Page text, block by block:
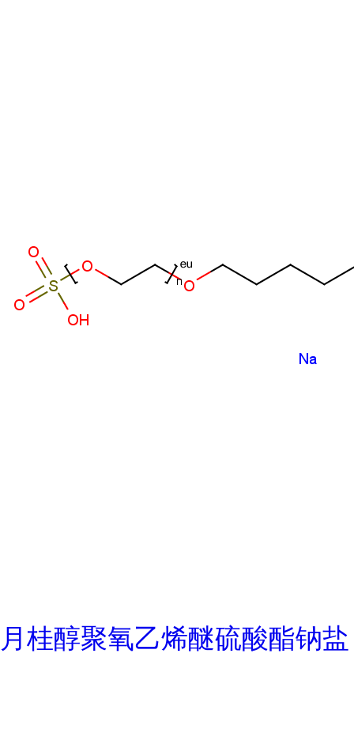
月桂醇聚氧乙烯醚硫酸酯钠盐